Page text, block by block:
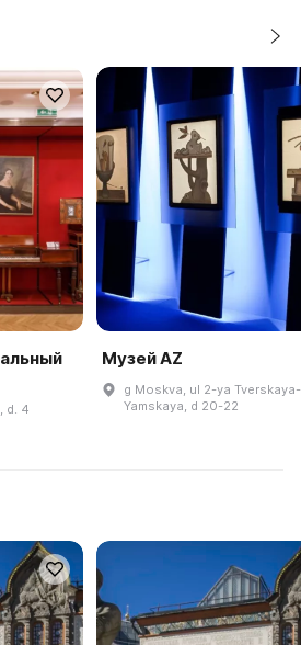
d. 4
Музей AZ
g Moskva, ul 2-ya Tverskaya-
Yamskaya, d 20-22